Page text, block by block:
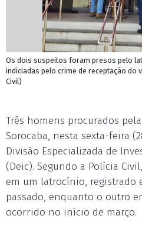
Os dois suspeitos foram presos pelo
indiciadas pelo crime de receptação do
Civil)
Três homens procurados
Sorocaba, nesta sexta-feira
Divisão Especializada de
(Deic). Segundo a Polícia
em um latrocínio, registrado
passado, enquanto o outro
ocorrido no início de março.